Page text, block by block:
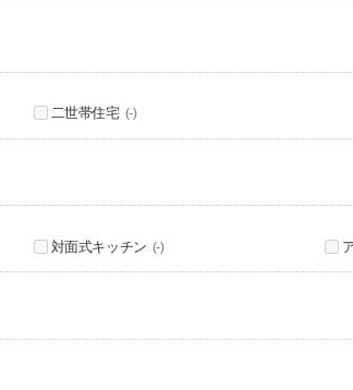
二世帯住宅 (-)
対面式キッチン (-)